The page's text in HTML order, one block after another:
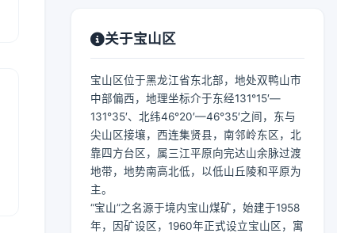
关于宝山区
宝山区位于黑龙江省东北部，地处双鸭山市
中部偏西，地理坐标介于东经131°15′—
131°35′、北纬46°20′—46°35′之间，东与
尖山区接壤，西连集贤县，南邻岭东区，北
靠四方台区，属三江平原向完达山余脉过渡
地带，地势南高北低，以低山丘陵和平原为
主。
“宝山”之名源于境内宝山煤矿，始建于1958
年，因矿设区，1960年正式设立宝山区，寓